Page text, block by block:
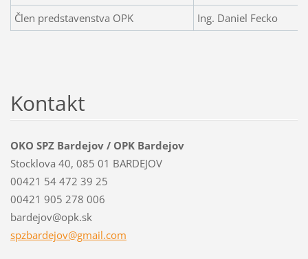
Člen predstavenstva OPK
Ing. Daniel Fecko
Kontakt
OKO SPZ Bardejov / OPK Bardejov
Stocklova 40, 085 01 BARDEJOV
00421 54 472 39 25
00421 905 278 006
bardejov@opk.sk
spzbardejov@gmail.com